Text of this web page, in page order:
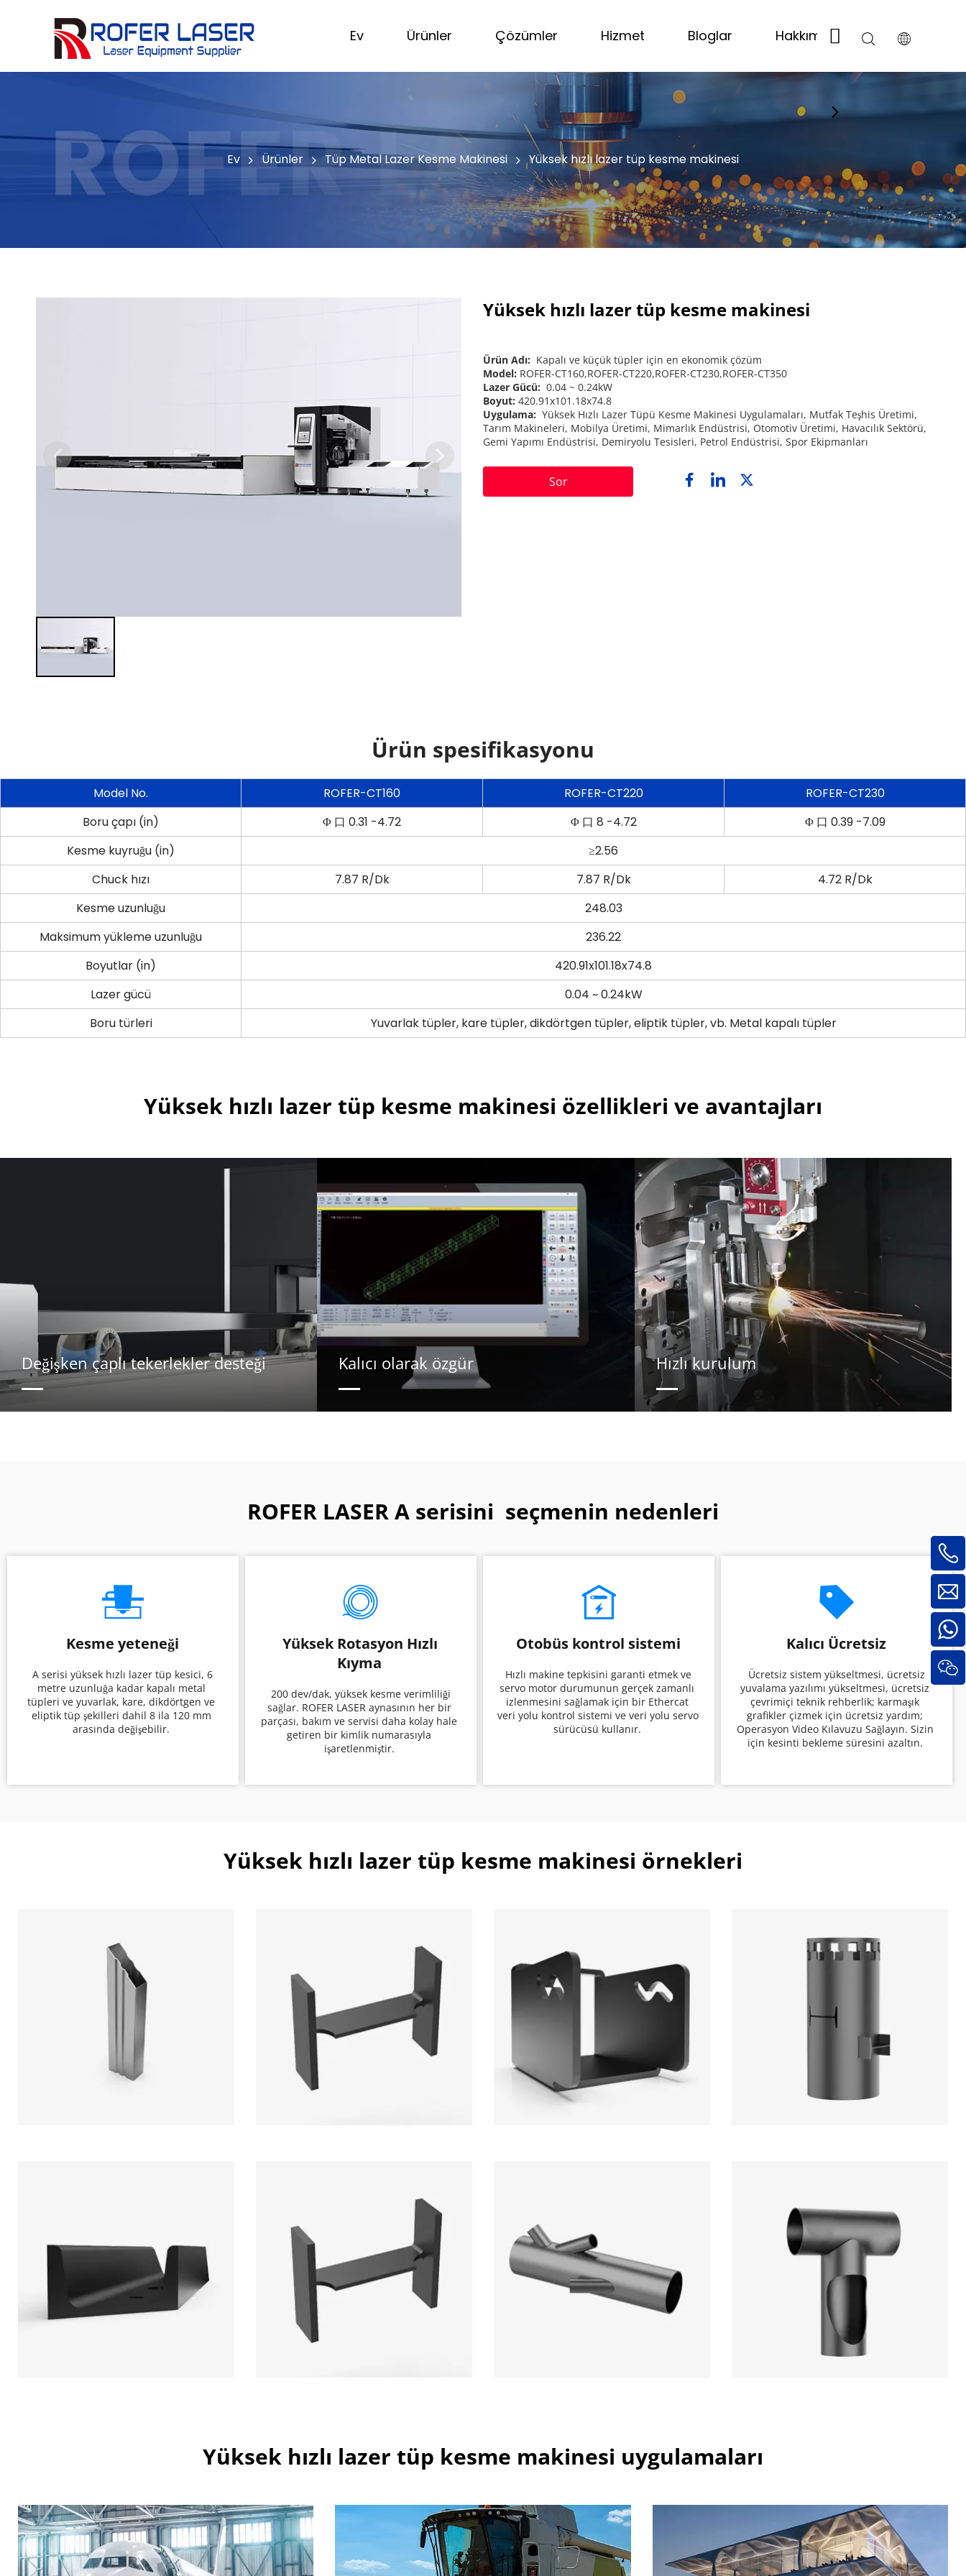
Ev Ürünler Çözümler Hizmet Bloglar Hakkımızda Bize Ulaşın
Ev Ürünler Tüp Metal Lazer Kesme Makinesi Yüksek hızlı lazer tüp kesme makinesi
Yüksek hızlı lazer tüp kesme makinesi
Ürün Adı: Kapalı ve küçük tüpler için en ekonomik çözüm
Model: ROFER-CT160,ROFER-CT220,ROFER-CT230,ROFER-CT350
Lazer Gücü: 0.04 ~ 0.24kW
Boyut: 420.91x101.18x74.8
Uygulama: Yüksek Hızlı Lazer Tüpü Kesme Makinesi Uygulamaları, Mutfak Teşhis Üretimi,
Tarım Makineleri, Mobilya Üretimi, Mimarlık Endüstrisi, Otomotiv Üretimi, Havacılık Sektörü,
Gemi Yapımı Endüstrisi, Demiryolu Tesisleri, Petrol Endüstrisi, Spor Ekipmanları
Sor
Ürün spesifikasyonu
Model No. ROFER-CT160 ROFER-CT220
ROFER-CT230
Boru çapı (in)
Φ 口 0.31 -4.72 Φ 口 8 -4.72
Φ 口 0.39 -7.09
Kesme kuyruğu (in)
≥2.56
Chuck hızı
7.87 R/Dk 7.87 R/Dk
4.72 R/Dk
Kesme uzunluğu
248.03
Maksimum yükleme uzunluğu
236.22
Boyutlar (in)
420.91x101.18x74.8
Lazer gücü
0.04 ~ 0.24kW
Boru türleri
Yuvarlak tüpler, kare tüpler, dikdörtgen tüpler, eliptik tüpler, vb. Metal kapalı tüpler
Yüksek hızlı lazer tüp kesme makinesi özellikleri ve avantajları
Değişken çaplı tekerlekler desteği Kalıcı olarak özgür Hızlı kurulum
ROFER LASER A serisini seçmenin nedenleri
Kesme yeteneği
metre uzunluğa kadar kapalı metal
tüpleri ve yuvarlak, kare, dikdörtgen ve
eliptik tüp şekilleri dahil 8 ila 120 mm
arasında değişebilir.
Yüksek Rotasyon Hızlı
Kıyma
sağlar. ROFER LASER aynasının her bir
parçası, bakım ve servisi daha kolay hale
getiren bir kimlik numarasıyla
işaretlenmiştir.
Otobüs kontrol sistemi
servo motor durumunun gerçek zamanlı
izlenmesini sağlamak için bir Ethercat
veri yolu kontrol sistemi ve veri yolu servo
sürücüsü kullanır.
Kalıcı Ücretsiz
yuvalama yazılımı yükseltmesi, ücretsiz
çevrimiçi teknik rehberlik; karmaşık
grafikler çizmek için ücretsiz yardım;
Operasyon Video Kılavuzu Sağlayın. Sizin
için kesinti bekleme süresini azaltın.
Yüksek hızlı lazer tüp kesme makinesi örnekleri
Yüksek hızlı lazer tüp kesme makinesi uygulamaları